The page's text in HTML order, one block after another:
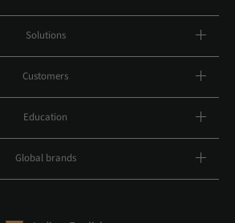
Solutions
Customers
Education
Global brands